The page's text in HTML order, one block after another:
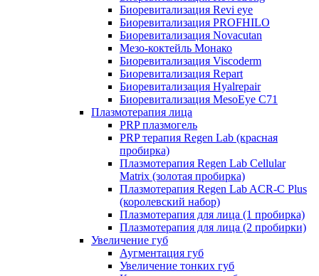
Биоревитализация Revi eye
Биоревитализация PROFHILO
Биоревитализация Novacutan
Мезо-коктейль Монако
Биоревитализация Viscoderm
Биоревитализация Repart
Биоревитализация Hyalrepair
Биоревитализация MesoEye C71
Плазмотерапия лица
PRP плазмогель
PRP терапия Regen Lab (красная
пробирка)
Плазмотерапия Regen Lab Cellular
Matrix (золотая пробирка)
Плазмотерапия Regen Lab ACR-C Plus
(королевский набор)
Плазмотерапия для лица (1 пробирка)
Плазмотерапия для лица (2 пробирки)
Увеличение губ
Аугментация губ
Увеличение тонких губ